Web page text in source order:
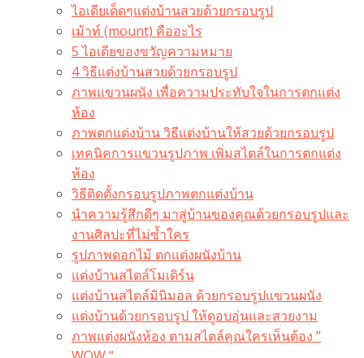
ไอเดียเด็ดๆแต่งบ้านสวยด้วยกรอบรูป
เม้าท์ (mount) คืออะไร​
5 ไอเดียของขวัญความหมาย
4 วิธีแต่งบ้านสวยด้วยกรอบรูป
ภาพแขวนผนัง เพื่อความประทับใจในการตกแต่ง
ห้อง
ภาพตกแต่งบ้าน วิธีแต่งบ้านให้สวยด้วยกรอบรูป
เทคนิคการแขวนรูปภาพ เพิ่มสไตล์ในการตกแต่ง
ห้อง
วิธีติดตั้งกรอบรูปภาพตกแต่งบ้าน
นำความรู้สึกดีๆ มาสู่บ้านของคุณด้วยกรอบรูปและ
งานศิลปะที่ไม่ซ้ำใคร
รูปภาพดอกไม้ ตกแต่งผนังบ้าน
แต่งบ้านสไตล์โมเดิร์น
แต่งบ้านสไตล์มินิมอล ด้วยกรอบรูปแขวนผนัง
แต่งบ้านด้วยกรอบรูป ให้ดูอบอุ่นและสวยงาม
ภาพแต่งผนังห้อง ตามสไตล์คุณใครเห็นต้อง ”